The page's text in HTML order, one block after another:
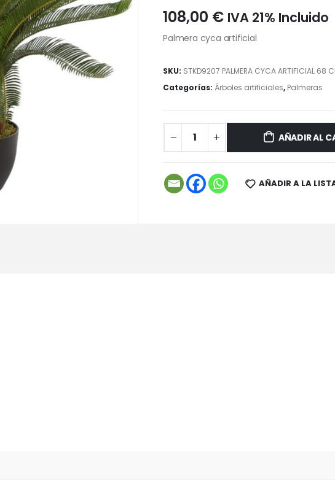
108,00 € IVA 21% Incluido
Palmera cyca artificial
SKU: STKD9207 PALMERA CYCA ARTIFICIAL 68
Categorías: Árboles artificiales, Palmeras
AÑADIR AL
AÑADIR A LA